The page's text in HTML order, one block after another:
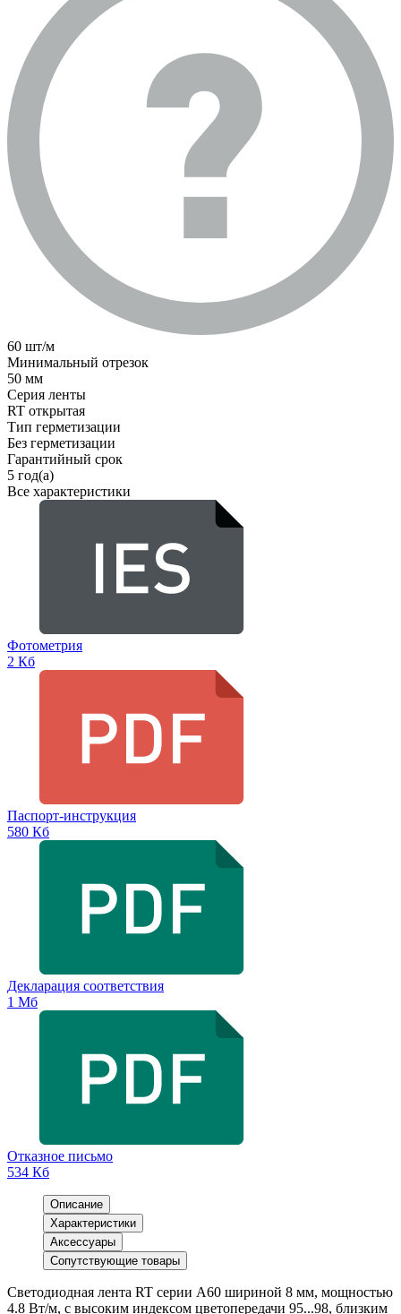
60 шт/м
Минимальный отрезок
50 мм
Серия ленты
RT открытая
Тип герметизации
Без герметизации
Гарантийный срок
5 год(а)
Все характеристики
Фотометрия
2 Кб
Паспорт-инструкция
580 Кб
Декларация соответствия
1 Мб
Отказное письмо
534 Кб
Описание
Характеристики
Аксессуары
Сопутствующие товары
Светодиодная лента RT серии A60 шириной 8 мм, мощностью
4.8 Вт/м, с высоким индексом цветопередачи 95...98, близким